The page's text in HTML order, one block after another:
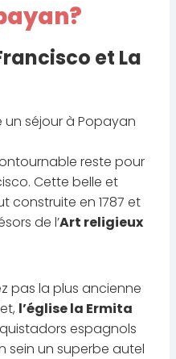
et La
séjour à Popayan
reste pour
Cette belle et
construite en 1787 et
de l’Art religieux
pas la plus ancienne
l’église la Ermita
espagnols
sein un superbe autel